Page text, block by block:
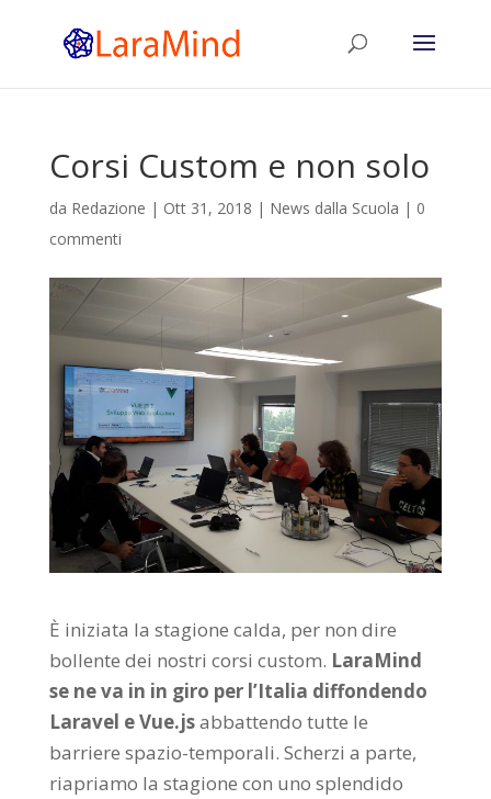
Corsi Custom e non solo
da Redazione | Ott 31, 2018 | News dalla Scuola | 0
commenti
È iniziata la stagione calda, per non dire
bollente dei nostri corsi custom. LaraMind
se ne va in in giro per l’Italia diffondendo
Laravel e Vue.jsabbattendo tutte le
barriere spazio-temporali. Scherzi a parte,
riapriamo la stagione con uno splendido